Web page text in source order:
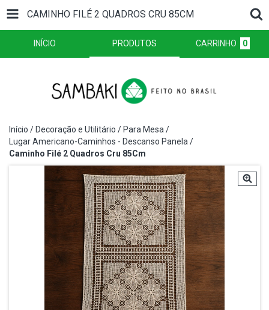
CAMINHO FILÉ 2 QUADROS CRU 85CM
INÍCIO PRODUTOS CARRINHO 0
Início / Decoração e Utilitário / Para Mesa /
Lugar Americano-Caminhos - Descanso Panela /
Caminho Filé 2 Quadros Cru 85Cm